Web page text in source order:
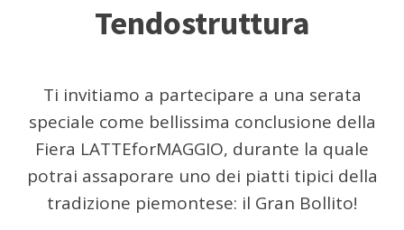
Tendostruttura
Ti invitiamo a partecipare a una serata
speciale come bellissima conclusione della
Fiera LATTEforMAGGIO, durante la quale
potrai assaporare uno dei piatti tipici della
tradizione piemontese: il Gran Bollito!